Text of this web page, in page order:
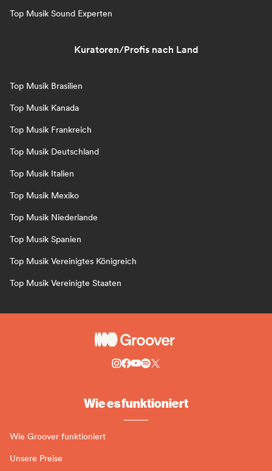
Top Musik Sound Experten
Kuratoren/Profis nach Land
Top Musik Brasilien
Top Musik Kanada
Top Musik Frankreich
Top Musik Deutschland
Top Musik Italien
Top Musik Mexiko
Top Musik Niederlande
Top Musik Spanien
Top Musik Vereinigtes Königreich
Top Musik Vereinigte Staaten
Wie es funktioniert
Wie Groover funktioniert
Unsere Preise